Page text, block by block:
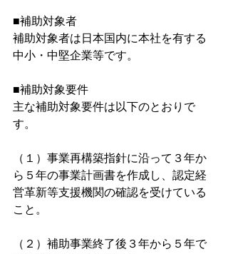
■補助対象者
補助対象者は日本国内に本社を有する
中小・中堅企業等です。
■補助対象要件
主な補助対象要件は以下のとおりで
す。
（１）事業再構築指針に沿って３年か
ら５年の事業計画書を作成し、認定経
営革新等支援機関の確認を受けている
こと。
（２）補助事業終了後３年から５年で